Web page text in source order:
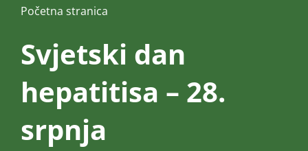
Početna stranica
Svjetski dan
hepatitisa – 28.
srpnja